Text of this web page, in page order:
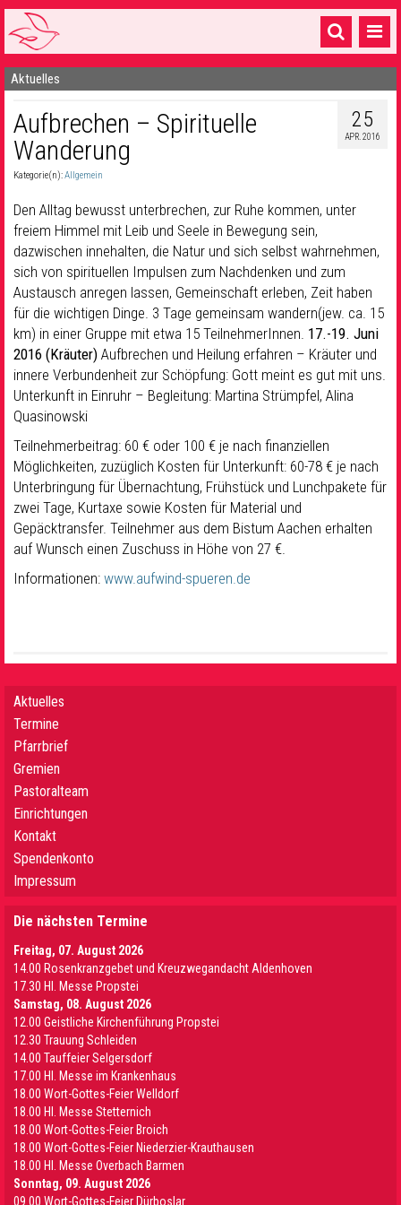
Startseite
1 Pfarrei
16 Gemeinden & mehr
Sakramente & Feste
Gemeinschaft & Soziales
Musik& Kultur
Seelsorge & Kontakt
Aktuelles
25
APR. 2016
Aufbrechen – Spirituelle
Wanderung
Kategorie(n):Allgemein
Den Alltag bewusst unterbrechen, zur Ruhe kommen, unter
freiem Himmel mit Leib und Seele in Bewegung sein,
dazwischen innehalten, die Natur und sich selbst wahrnehmen,
sich von spirituellen Impulsen zum Nachdenken und zum
Austausch anregen lassen, Gemeinschaft erleben, Zeit haben
für die wichtigen Dinge. 3 Tage gemeinsam wandern(jew. ca. 15
km) in einer Gruppe mit etwa 15 TeilnehmerInnen. 17.-19. Juni
2016 (Kräuter) Aufbrechen und Heilung erfahren – Kräuter und
innere Verbundenheit zur Schöpfung: Gott meint es gut mit uns.
Unterkunft in Einruhr – Begleitung: Martina Strümpfel, Alina
Quasinowski
Teilnehmerbeitrag: 60 € oder 100 € je nach finanziellen
Möglichkeiten, zuzüglich Kosten für Unterkunft: 60-78 € je nach
Unterbringung für Übernachtung, Frühstück und Lunchpakete für
zwei Tage, Kurtaxe sowie Kosten für Material und
Gepäcktransfer. Teilnehmer aus dem Bistum Aachen erhalten
auf Wunsch einen Zuschuss in Höhe von 27 €.
Informationen: www.aufwind-spueren.de
Aktuelles
Termine
Pfarrbrief
Gremien
Pastoralteam
Einrichtungen
Kontakt
Spendenkonto
Impressum
Die nächsten Termine
Freitag, 07. August 2026
14.00 Rosenkranzgebet und Kreuzwegandacht Aldenhoven
17.30 Hl. Messe Propstei
Samstag, 08. August 2026
12.00 Geistliche Kirchenführung Propstei
12.30 Trauung Schleiden
14.00 Tauffeier Selgersdorf
17.00 Hl. Messe im Krankenhaus
18.00 Wort-Gottes-Feier Welldorf
18.00 Hl. Messe Stetternich
18.00 Wort-Gottes-Feier Broich
18.00 Wort-Gottes-Feier Niederzier-Krauthausen
18.00 Hl. Messe Overbach Barmen
Sonntag, 09. August 2026
09.00 Wort-Gottes-Feier Dürboslar